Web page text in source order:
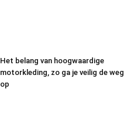
Het belang van hoogwaardige
motorkleding, zo ga je veilig de weg
op